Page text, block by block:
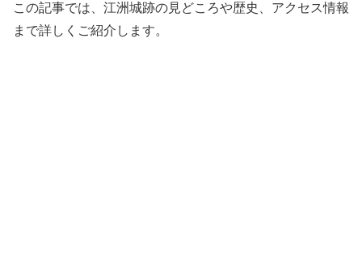
この記事では、江洲城跡の見どころや歴史、アクセス情報
まで詳しくご紹介します。